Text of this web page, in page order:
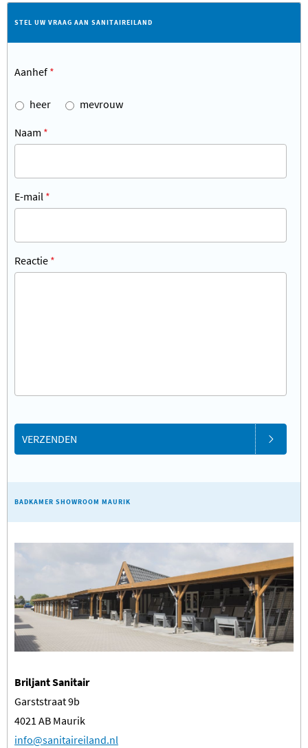
STEL UW VRAAG AAN SANITAIREILAND
Aanhef *
heer mevrouw
Naam *
E-mail *
Reactie *
VERZENDEN
BADKAMER SHOWROOM MAURIK
Briljant Sanitair
Garststraat 9b
4021 AB Maurik
​info@sanitaireiland.nl